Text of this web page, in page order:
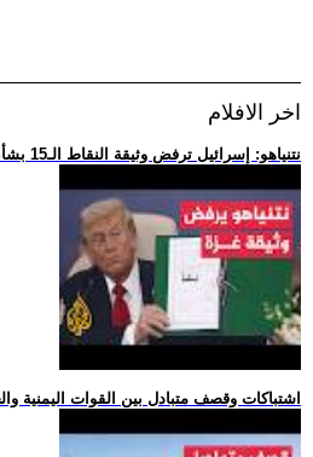
اخر الافلام
.. نتنياهو: إسرائيل ترفض وثيقة النقاط الـ15 بشأن غزة التي قدمها
.. اشتباكات وقصف متبادل بين القوات اليمنية